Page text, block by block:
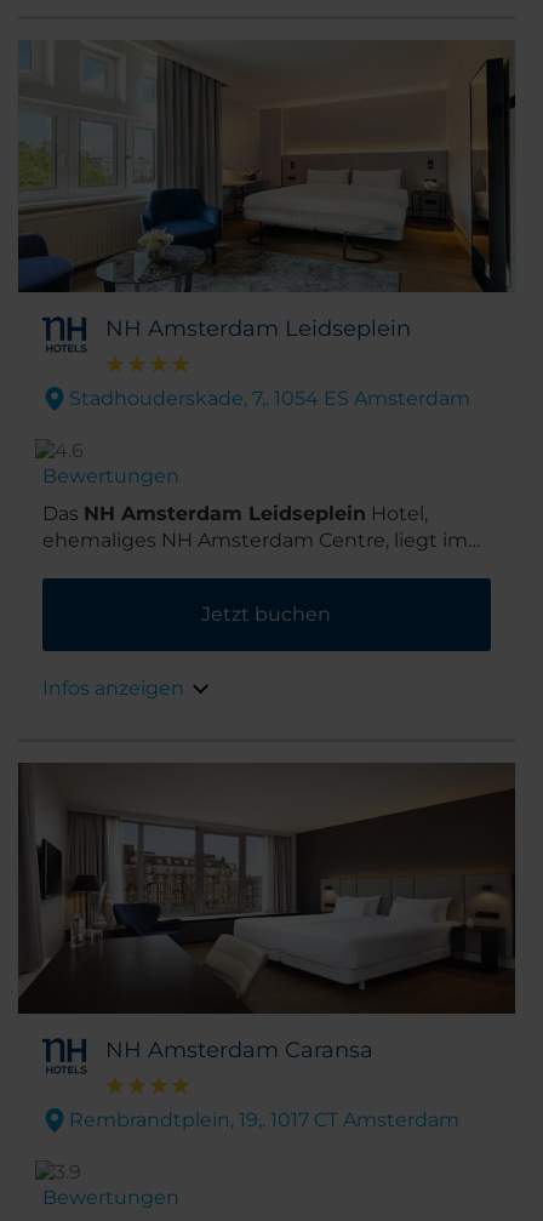
NH Amsterdam Leidseplein
Stadhouderskade, 7,. 1054 ES Amsterdam
Bewertungen
Das NH Amsterdam Leidseplein Hotel,
ehemaliges NH Amsterdam Centre, liegt im
schönen Museumsviertel, so dass auch das
Van-Gogh-Museum nur wenige Gehminuten
anderen Seite der Gracht gibt es Geschäfte,
Jetzt buchen
Infos anzeigen
NH Amsterdam Caransa
Rembrandtplein, 19,. 1017 CT Amsterdam
Bewertungen